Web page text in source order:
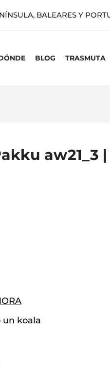
BALEARES Y
BLOG TRASMUTA
aw21_3
un koala